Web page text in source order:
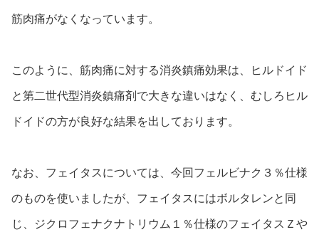
筋肉痛がなくなっています。
このように、筋肉痛に対する消炎鎮痛効果は、ヒルドイド
と第二世代型消炎鎮痛剤で大きな違いはなく、むしろヒル
ドイドの方が良好な結果を出しております。
なお、フェイタスについては、今回フェルビナク３％仕様
のものを使いましたが、フェイタスにはボルタレンと同
じ、ジクロフェナクナトリウム１％仕様のフェイタスＺや